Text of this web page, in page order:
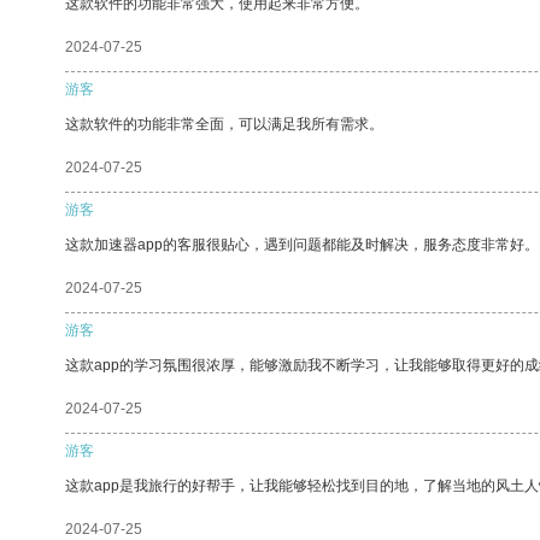
这款软件的功能非常强大，使用起来非常方便。
2024-07-25
游客
这款软件的功能非常全面，可以满足我所有需求。
2024-07-25
游客
这款加速器app的客服很贴心，遇到问题都能及时解决，服务态度非常好。
2024-07-25
游客
这款app的学习氛围很浓厚，能够激励我不断学习，让我能够取得更好的成
2024-07-25
游客
这款app是我旅行的好帮手，让我能够轻松找到目的地，了解当地的风土人
2024-07-25